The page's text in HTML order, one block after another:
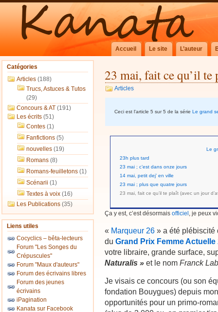
Accueil Le site L’auteur
Catégories
Articles (188)
Trucs, Astuces & Tutos
(29)
Concours & AT (191)
Les écrits (51)
Contes (1)
Fanfictions (5)
nouvelles (19)
Romans (8)
Romans-feuilletons (1)
Scénarii (1)
Textes à voix (16)
Les Publications (35)
Liens utiles
Cocyclics – bêta-lecteurs
Forum "Les Songes du
Crépuscules"
Forum "Maux d'auteurs"
Forum des écrivains libres
Forum des jeunes
écrivains
iPagination
Kanata sur Facebook
23 mai, fait ce qu’il te
Articles
Ceci est l'article 5 sur 5 de la sérieLe grand
Le
23h plus tard
23 mai ; c’est dans onze jours
14 mai, petit dej’ en ville
23 mai ; plus que quatre jours
23 mai, fait ce qu’il te plaît (avec un jour
Ça y est, c’est désormaisofficiel , je peux
« Marqueur 26» a été
duGrand Prix Femme Actuelle
votre libraire, grande surface,
Naturalis » et le nomFranck
Je visais ce concours (ou son
fondation Bouygues) depuis
opportunités pour un primo-